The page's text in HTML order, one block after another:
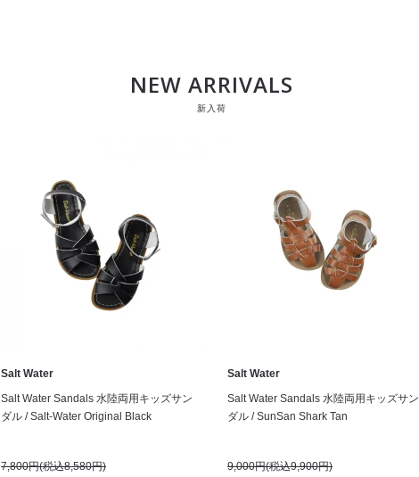
NEW ARRIVALS
新入荷
Salt Water
Salt Water Sandals 水陸両用キッズサン
ダル / Salt-Water Original Black
7,800円(税込8,580円)
Salt Water
Salt Water Sandals 水陸両用キッズサン
ダル / SunSan Shark Tan
9,000円(税込9,900円)